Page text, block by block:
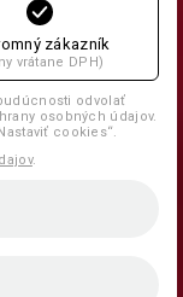
zákazník
vrátane DPH)
odvolať
osobných údajov.
cookies“.
.